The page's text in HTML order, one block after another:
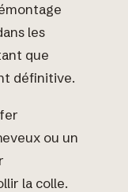
les
que
définitive.
ou un
la colle.